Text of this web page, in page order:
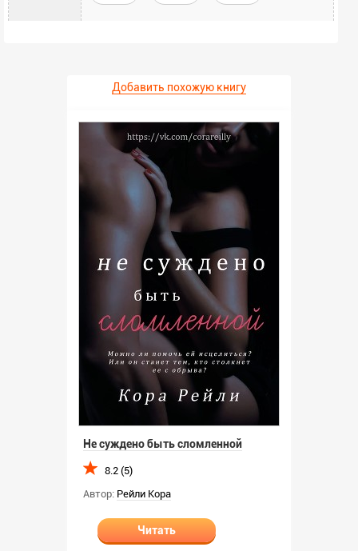
Добавить похожую книгу
Не суждено быть сломленной
8.2 (5)
Автор: Рейли Кора
Читать